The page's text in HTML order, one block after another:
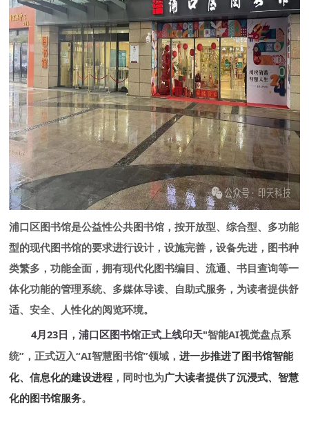
浦口区图书馆是公益性公共图书馆，按开放型、综合型、多功能
型的现代图书馆的要求进行设计，设施完善，设备先进，图书种
类繁多，功能全面，拥有现代化图书编目、流通、书目查询等一
体化功能的管理系统、多媒体导读、自助式服务，为读者提供舒
适、安全、人性化的阅览环境。
4月23日，浦口区图书馆正式上线印天"智能AI视觉盘点系
统”，正式迈入“AI智慧图书馆”领域，进一步推进了图书馆智能
化、信息化的建设进程 ，同时也为广大读者提供了沉浸式、智慧
化的图书馆服务。